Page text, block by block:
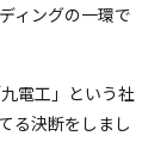
ィングの一環で
電工」という社
る決断をしまし